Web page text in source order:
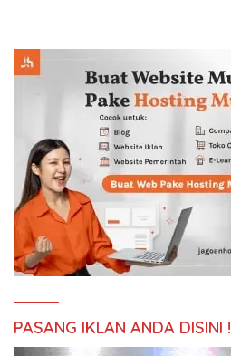
PASANG IKLAN ANDA DISINI !